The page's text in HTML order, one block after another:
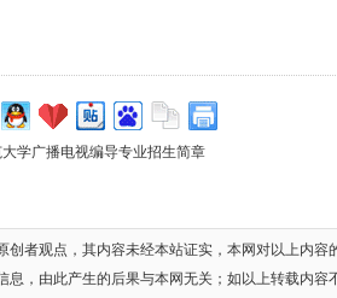
学广播电视编导专业招生简章
创者观点，其内容未经本站证实，本网对以上内
息，由此产生的后果与本网无关；如以上转载内容